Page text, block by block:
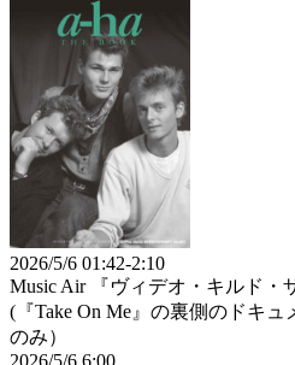
2026/5/6 01:42-2:10
Music Air 『ヴィデオ・キルド・
(『Take On Me』の裏側のドキ
のみ）